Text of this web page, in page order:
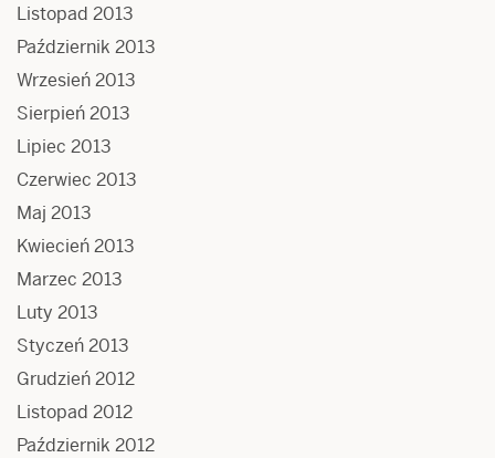
Listopad 2013
Październik 2013
Wrzesień 2013
Sierpień 2013
Lipiec 2013
Czerwiec 2013
Maj 2013
Kwiecień 2013
Marzec 2013
Luty 2013
Styczeń 2013
Grudzień 2012
Listopad 2012
Październik 2012